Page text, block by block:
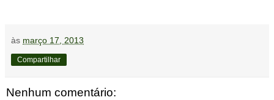
às março 17, 2013
Compartilhar
Nenhum comentário: